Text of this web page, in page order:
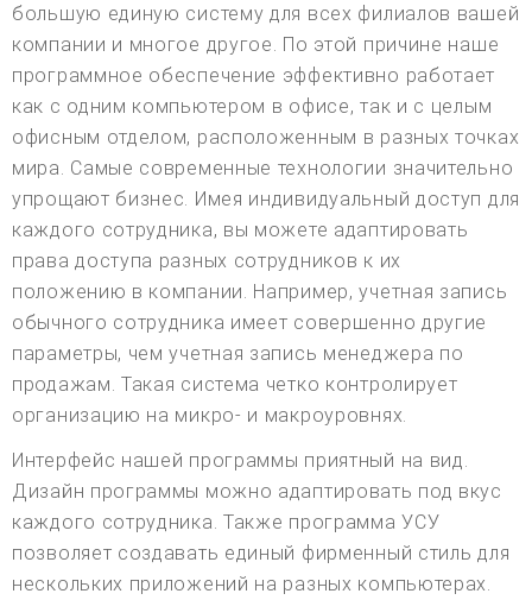
большую единую систему для всех филиалов вашей
компании и многое другое. По этой причине наше
программное обеспечение эффективно работает
как с одним компьютером в офисе, так и с целым
офисным отделом, расположенным в разных точках
мира. Самые современные технологии значительно
упрощают бизнес. Имея индивидуальный доступ для
каждого сотрудника, вы можете адаптировать
права доступа разных сотрудников к их
положению в компании. Например, учетная запись
обычного сотрудника имеет совершенно другие
параметры, чем учетная запись менеджера по
продажам. Такая система четко контролирует
организацию на микро- и макроуровнях.
Интерфейс нашей программы приятный на вид.
Дизайн программы можно адаптировать под вкус
каждого сотрудника. Также программа УСУ
позволяет создавать единый фирменный стиль для
нескольких приложений на разных компьютерах.